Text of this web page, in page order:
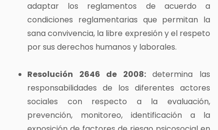
adaptar los reglamentos de acuerdo a
condiciones reglamentarias que permitan la
sana convivencia, la libre expresión y el respeto
por sus derechos humanos y laborales.
Resolución 2646 de 2008:determina las
responsabilidades de los diferentes actores
sociales con respecto a la evaluación,
prevención, monitoreo, identificación a la